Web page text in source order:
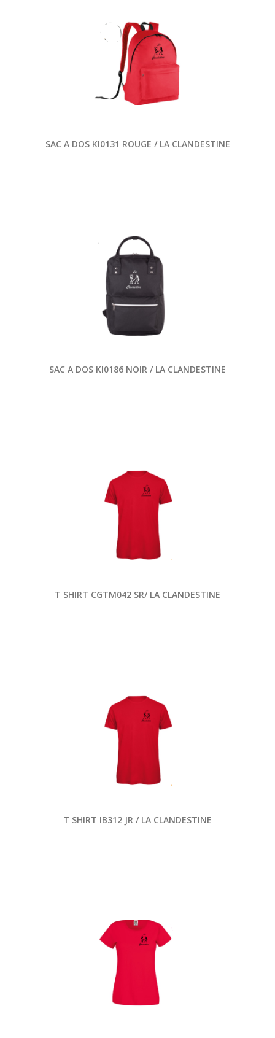
SAC A DOS KI0131 ROUGE / LA CLANDESTINE
SAC A DOS KI0186 NOIR / LA CLANDESTINE
T SHIRT CGTM042 SR/ LA CLANDESTINE
T SHIRT IB312 JR / LA CLANDESTINE